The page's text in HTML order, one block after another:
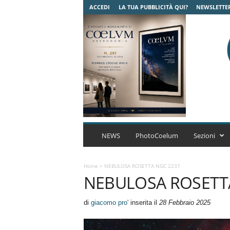
ACCEDI LA TUA PUBBLICITÀ QUI?
C
m
A
r
NEWS PhotoCoelum Sezioni
Home > NEBULOSA ROSETTA NGC 2237
NEBULOSA
di giacomo pro'inserita il 28 Febbraio 2025